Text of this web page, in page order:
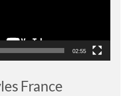
02:55
France